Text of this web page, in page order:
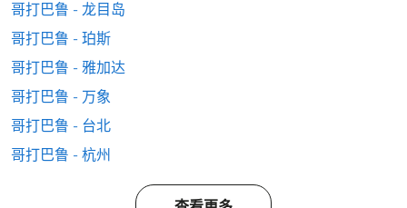
哥打巴鲁 - 龙目岛
哥打巴鲁 - 珀斯
哥打巴鲁 - 雅加达
哥打巴鲁 - 万象
哥打巴鲁 - 台北
哥打巴鲁 - 杭州